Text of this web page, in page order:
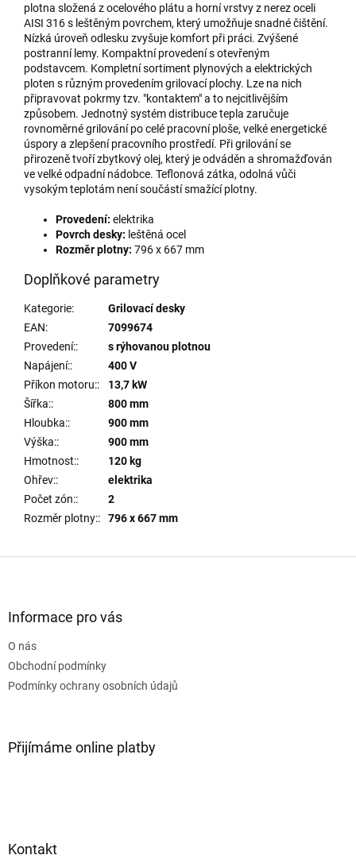
plotna složená z ocelového plátu a horní vrstvy z nerez oceli
AISI 316 s leštěným povrchem, který umožňuje snadné čištění.
Nízká úroveň odlesku zvyšuje komfort při práci. Zvýšené
postranní lemy. Kompaktní provedení s otevřeným
podstavcem. Kompletní sortiment plynových a elektrických
ploten s různým provedením grilovací plochy. Lze na nich
připravovat pokrmy tzv. "kontaktem" a to nejcitlivějším
způsobem. Jednotný systém distribuce tepla zaručuje
rovnoměrné grilování po celé pracovní ploše, velké energetické
úspory a zlepšení pracovního prostředí. Při grilování se
přirozeně tvoří zbytkový olej, který je odváděn a shromažďován
ve velké odpadní nádobce. Teflonová zátka, odolná vůči
vysokým teplotám není součástí smažící plotny.​
Provedení: elektrika
Povrch desky: leštěná ocel
Rozměr plotny: 796 x 667 mm
Doplňkové parametry
Kategorie:
Grilovací desky
EAN:
7099674
Provedení::
s rýhovanou plotnou
Napájení::
400 V
Příkon motoru::
13,7 kW
Šířka::
800 mm
Hloubka::
900 mm
Výška::
900 mm
Hmotnost::
120 kg
Ohřev::
elektrika
Počet zón::
2
Rozměr plotny:: 796 x 667 mm
Informace pro vás
O nás
Obchodní podmínky
Podmínky ochrany osobních údajů
Přijímáme online platby
Kontakt